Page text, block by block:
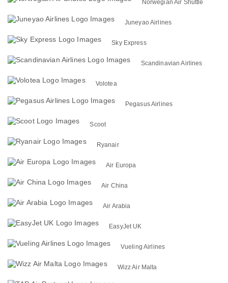
Norwegian Air Shuttle
Juneyao Airlines
Sky Express
Scandinavian Airlines
Volotea
Pegasus Airlines
Scoot
Ryanair
Air Europa
Air China
Air Arabia
EasyJet UK
Vueling Airlines
Wizz Air Malta